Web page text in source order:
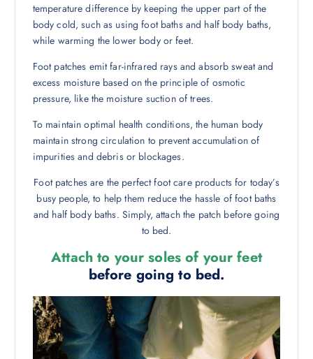
temperature difference by keeping the upper part of the
body cold, such as using foot baths and half body baths,
while warming the lower body or feet.
Foot patches emit far-infrared rays and absorb sweat and
excess moisture based on the principle of osmotic
pressure, like the moisture suction of trees.
To maintain optimal health conditions, the human body
maintain strong circulation to prevent accumulation of
impurities and debris or blockages.
Foot patches are the perfect foot care products for today’s
busy people, to help them reduce the hassle of foot baths
and half body baths. Simply, attach the patch before going
to bed.
Attach to your soles of your feet
before going to bed.